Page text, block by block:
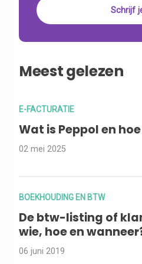
Meest gelezen
E-FACTURATIE
Wat is Peppol en
02 mei 2025
BOEKHOUDING EN BTW
De btw-listing of
wie, hoe en
06 juni 2019